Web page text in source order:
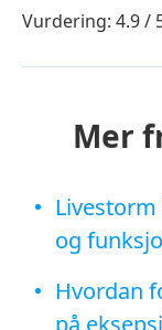
Vurdering: 4.9 /
Mer
Livestorm
og
Hvordan
på